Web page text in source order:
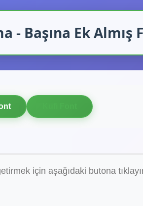
- Başına Ek Almış